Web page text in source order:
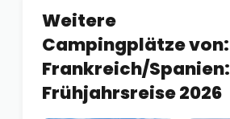
Weitere
Campingplätze von:
Frankreich/Spanien:
Frühjahrsreise 2026